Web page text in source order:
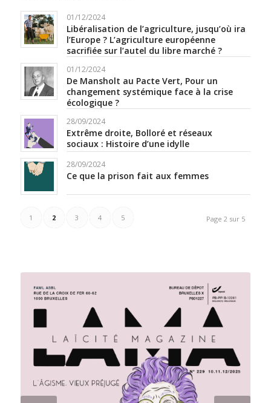
01/12/2024
Libéralisation de l’agriculture, jusqu’où ira
l’Europe ? L’agriculture européenne
sacrifiée sur l’autel du libre marché ?
01/12/2024
De Mansholt au Pacte Vert, Pour un
changement systémique face à la crise
écologique ?
28/09/2024
Extrême droite, Bolloré et réseaux
sociaux : Histoire d’une idylle
28/09/2024
Ce que la prison fait aux femmes
Page 2 sur 5
1 2 3 4 5